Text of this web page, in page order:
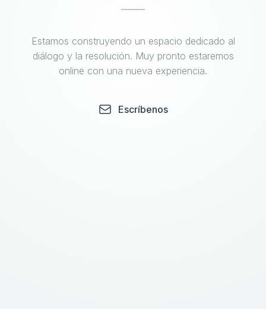
Estamos construyendo un espacio dedicado al
diálogo y la resolución. Muy pronto estaremos
online con una nueva experiencia.
Escríbenos